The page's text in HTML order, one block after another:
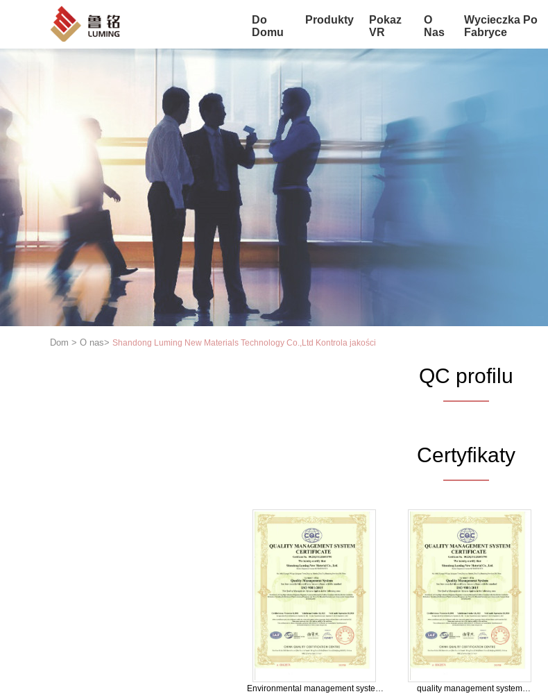
Do
Domu
Produkty
Pokaz
VR
O
Nas
Wycieczka Po
Fabryce
Dom > O nas> Shandong Luming New Materials Technology Co.,Ltd Kontrola jakości
QC profilu
Certyfikaty
Environmental management system
quality management system